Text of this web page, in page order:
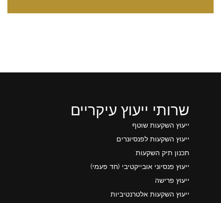
שרותי ייעוץ עיקריים
ייעוץ השקעות שוטף
ייעוץ השקעות לפנסיונרים
תכנון תיק השקעות
ייעוץ פנסיוני אובייקטיבי (חד פעמי)
ייעוץ פרישה
ייעוץ השקעות אלטרנטיביות